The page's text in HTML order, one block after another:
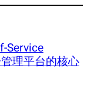
Service
理平台的核心